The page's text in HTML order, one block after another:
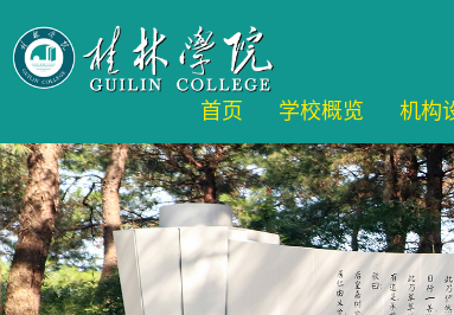
首页 学校概览 机构